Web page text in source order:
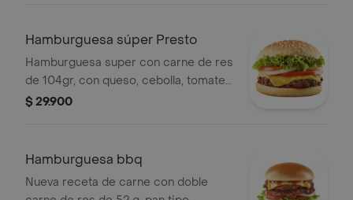
Hamburguesa súper Presto
Hamburguesa super con carne de res
de 104gr, con queso, cebolla, tomate,
lechuga, salsa presto y salsa de
$ 29.900
Hamburguesa bbq
Nueva receta de carne con doble